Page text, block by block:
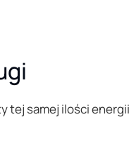
tej samej ilości